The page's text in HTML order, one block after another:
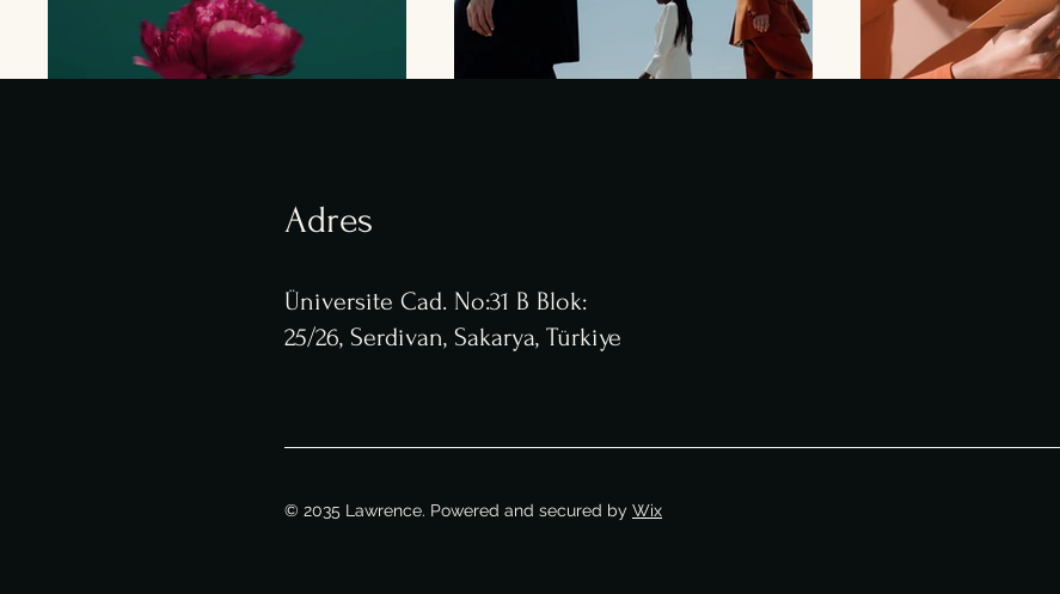
Adres
Üniversite Cad. No:31 B Blok:
25/26, Serdivan, Sakarya, Türkiye
© 2035 Lawrence. Powered and secured by Wix